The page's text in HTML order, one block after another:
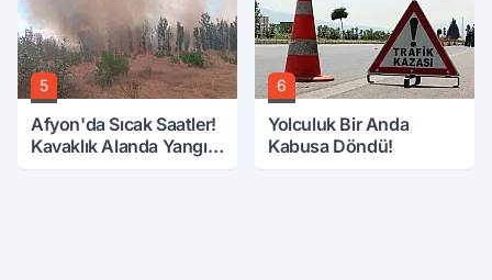
5
Afyon'da Sıcak Saatler!
Kavaklık Alanda Yangın
6
Yolculuk Bir Anda
Kabusa Döndü!